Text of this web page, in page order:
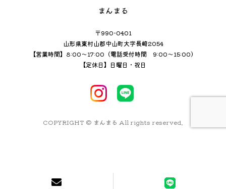
まんまる
〒990-0401
山形県東村山郡中山町大字長崎2054
【営業時間】8:00～17:00（電話受付時間 9:00～15:00）
【定休日】日曜日・祝日
COPYRIGHT © まんまる All rights reserved.